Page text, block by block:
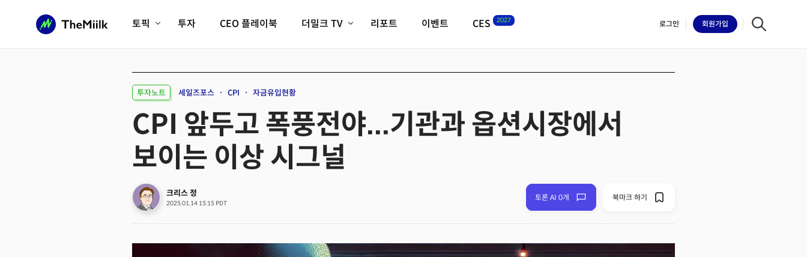
토픽
피지컬AI/로봇
AX비즈니스혁명 미래 교육/직업
전체 기사 보기
투자 CEO 플레이북 더밀크 TV
크리스의 뉴욕 시그널
더밀크 아카데미
더웨이브/트렌드쇼
리포트 이벤트 CES 2027
필드 가이드
CES2027 with TheMiilk
로그인 회원가입
투자노트 세일즈포스 CPI 자금유입현황
CPI 앞두고 폭풍전야...기관과 옵션시장에서
보이는 이상 시그널
크리스 정
2025.01.14 15:15 PDT
토론 AI 0개 북마크 하기